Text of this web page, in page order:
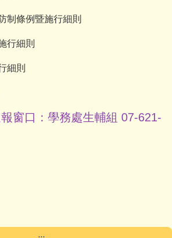
制條例暨施行細則
行細則
細則
窗口：學務處生輔組 07-621-